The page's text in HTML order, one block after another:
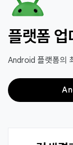
플랫폼 업
Android 플랫폼의